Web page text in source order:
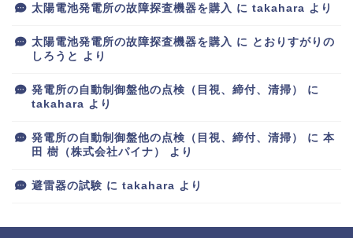
太陽電池発電所の故障探査機器を購入 に takahara より
太陽電池発電所の故障探査機器を購入 に とおりすがりの
しろうと より
発電所の自動制御盤他の点検（目視、締付、清掃）
に
takahara より
発電所の自動制御盤他の点検（目視、締付、清掃） に 本
田 樹（株式会社パイナ）
より
避雷器の試験 に takahara より